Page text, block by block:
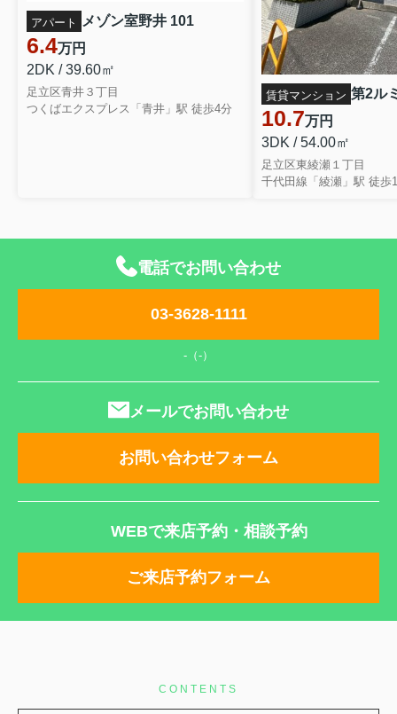
アパート メゾン室野井 101
6.4万円
2DK / 39.60㎡
足立区青井３丁目
つくばエクスプレス「青井」駅 徒歩4分
賃貸マンション
10.7万円
3DK / 54.00㎡
足立区東綾瀬１丁目
千代田線「綾瀬」駅 徒歩
電話でお問い合わせ
03-3628-1111
-（-）
メールでお問い合わせ
お問い合わせフォーム
WEBで来店予約・相談予約
ご来店予約フォーム
CONTENTS